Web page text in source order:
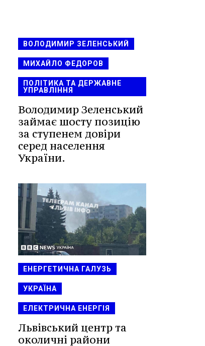
ВОЛОДИМИР ЗЕЛЕНСЬКИЙ
МИХАЙЛО ФЕДОРОВ
ПОЛІТИКА ТА ДЕРЖАВНЕ
УПРАВЛІННЯ
Володимир Зеленський
займає шосту позицію
за ступенем довіри
серед населення
України.
ЕНЕРГЕТИЧНА ГАЛУЗЬ
УКРАЇНА
ЕЛЕКТРИЧНА ЕНЕРГІЯ
Львівський центр та
околичні райони